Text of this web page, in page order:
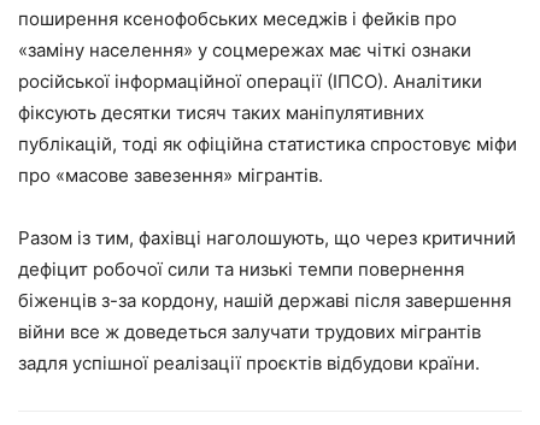
поширення ксенофобських меседжів і фейків про
«заміну населення» у соцмережах має чіткі ознаки
російської інформаційної операції (ІПСО). Аналітики
фіксують десятки тисяч таких маніпулятивних
публікацій, тоді як офіційна статистика спростовує міфи
про «масове завезення» мігрантів.
Разом із тим, фахівці наголошують, що через критичний
дефіцит робочої сили та низькі темпи повернення
біженців з-за кордону, нашій державі після завершення
війни все ж доведеться залучати трудових мігрантів
задля успішної реалізації проєктів відбудови країни.